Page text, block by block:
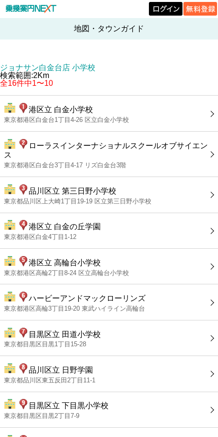
地図・タウンガイド
ジョナサン白金台店 小学校
検索範囲:2Km
全16件中1〜10
港区立 白金小学校
東京都港区白金台1丁目4-26 区立白金小学校
ローラスインターナショナルスクールオブサイエン
ス
東京都港区白金台3丁目4-17 リズ白金台3階
品川区立 第三日野小学校
東京都品川区上大崎1丁目19-19 区立第三日野小学校
港区立 白金の丘学園
東京都港区白金4丁目1-12
港区立 高輪台小学校
東京都港区高輪2丁目8-24 区立高輪台小学校
ハービーアンドマックローリンズ
東京都港区高輪3丁目19-20 東武ハイライン高輪台
目黒区立 田道小学校
東京都目黒区目黒1丁目15-28
品川区立 日野学園
東京都品川区東五反田2丁目11-1
目黒区立 下目黒小学校
東京都目黒区目黒2丁目7-9